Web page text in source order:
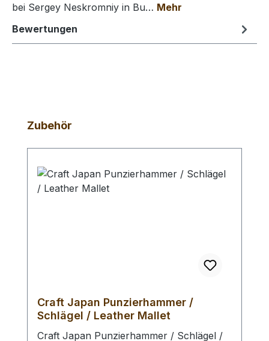
bei Sergey Neskromniy in Bu… Mehr
Bewertungen
Produktgalerie überspringen
Zubehör
Craft Japan Punzierhammer /
Schlägel / Leather Mallet
Craft Japan Punzierhammer / Schlägel /